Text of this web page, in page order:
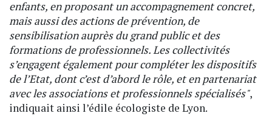
enfants, en proposant un accompagnement concret,
mais aussi des actions de prévention, de
sensibilisation auprès du grand public et des
formations de professionnels. Les collectivités
s’engagent également pour compléter les dispositifs
de l’Etat, dont c’est d’abord le rôle, et en partenariat
avec les associations et professionnels spécialisés",
indiquait ainsi l’édile écologiste de Lyon.